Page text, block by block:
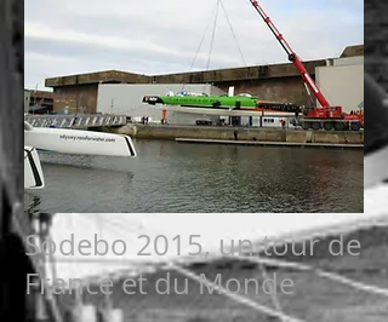
Sodebo 2015, un tour de
France et du Monde